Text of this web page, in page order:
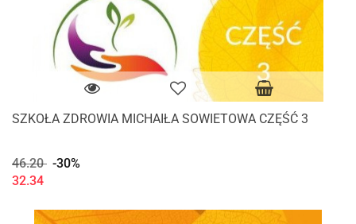
SZKOŁA ZDROWIA MICHAIŁA SOWIETOWA CZĘŚĆ 3
46.20 -30%
32.34